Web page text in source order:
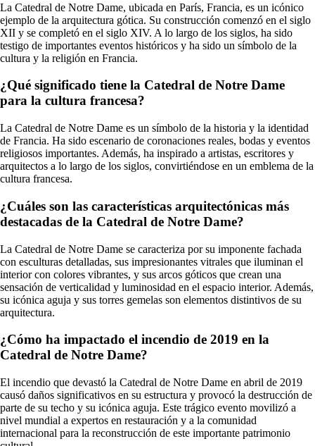
La Catedral de Notre Dame, ubicada en París, Francia, es un icónico
ejemplo de la arquitectura gótica. Su construcción comenzó en el siglo
XII y se completó en el siglo XIV. A lo largo de los siglos, ha sido
testigo de importantes eventos históricos y ha sido un símbolo de la
cultura y la religión en Francia.
¿Qué significado tiene la Catedral de Notre Dame
para la cultura francesa?
La Catedral de Notre Dame es un símbolo de la historia y la identidad
de Francia. Ha sido escenario de coronaciones reales, bodas y eventos
religiosos importantes. Además, ha inspirado a artistas, escritores y
arquitectos a lo largo de los siglos, convirtiéndose en un emblema de la
cultura francesa.
¿Cuáles son las características arquitectónicas más
destacadas de la Catedral de Notre Dame?
La Catedral de Notre Dame se caracteriza por su imponente fachada
con esculturas detalladas, sus impresionantes vitrales que iluminan el
interior con colores vibrantes, y sus arcos góticos que crean una
sensación de verticalidad y luminosidad en el espacio interior. Además,
su icónica aguja y sus torres gemelas son elementos distintivos de su
arquitectura.
¿Cómo ha impactado el incendio de 2019 en la
Catedral de Notre Dame?
El incendio que devastó la Catedral de Notre Dame en abril de 2019
causó daños significativos en su estructura y provocó la destrucción de
parte de su techo y su icónica aguja. Este trágico evento movilizó a
nivel mundial a expertos en restauración y a la comunidad
internacional para la reconstrucción de este importante patrimonio